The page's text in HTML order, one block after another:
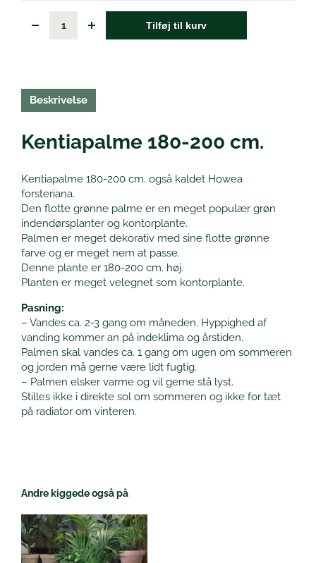
Tilføj til kurv
Beskrivelse
Kentiapalme 180-200 cm.
Kentiapalme 180-200 cm. også kaldet Howea
forsteriana.
Den flotte grønne palme er en meget populær grøn
indendørsplanter og kontorplante.
Palmen er meget dekorativ med sine flotte grønne
farve og er meget nem at passe.
Denne plante er 180-200 cm. høj.
Planten er meget velegnet som kontorplante.
Pasning:
– Vandes ca. 2-3 gang om måneden. Hyppighed af
vanding kommer an på indeklima og årstiden.
Palmen skal vandes ca. 1 gang om ugen om sommeren
og jorden må gerne være lidt fugtig.
– Palmen elsker varme og vil gerne stå lyst.
Stilles ikke i direkte sol om sommeren og ikke for tæt
på radiator om vinteren.
Andre kiggede også på
Dette
vare
har